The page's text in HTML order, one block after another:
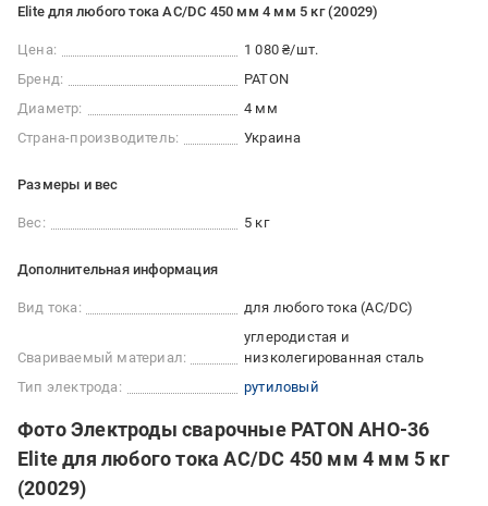
Elite для любого тока AC/DC 450 мм 4 мм 5 кг (20029)
Цена:
1 080 ₴/шт.
Бренд:
PATON
Диаметр:
4 мм
Страна-производитель:
Украина
Размеры и вес
Вес: 5 кг
Дополнительная информация
Вид тока: для любого тока (AC/DC)
Свариваемый материал:
углеродистая и
низколегированная сталь
Тип электрода:
рутиловый
Фото Электроды сварочные PATON АНО-36
Elite для любого тока AC/DC 450 мм 4 мм 5 кг
(20029)